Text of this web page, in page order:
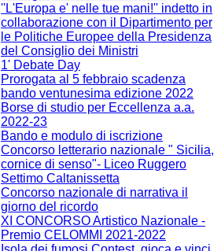
''L'Europa e' nelle tue mani!'' indetto in
collaborazione con il Dipartimento per
le Politiche Europee della Presidenza
del Consiglio dei Ministri
1' Debate Day
Prorogata al 5 febbraio scadenza
bando ventunesima edizione 2022
Borse di studio per Eccellenza a.a.
2022-23
Bando e modulo di iscrizione
Concorso letterario nazionale " Sicilia,
cornice di senso"- Liceo Ruggero
Settimo Caltanissetta
Concorso nazionale di narrativa il
giorno del ricordo
XI CONCORSO Artistico Nazionale -
Premio CELOMMI 2021-2022